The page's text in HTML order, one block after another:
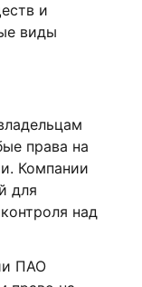
и
виды
права на
Компании
для
над
ПАО